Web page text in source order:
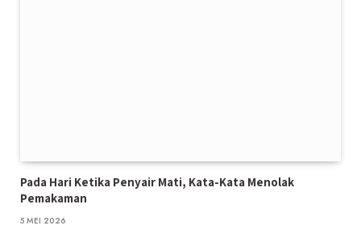
Pada Hari Ketika Penyair Mati, Kata-Kata Menolak
Pemakaman
5 MEI 2026